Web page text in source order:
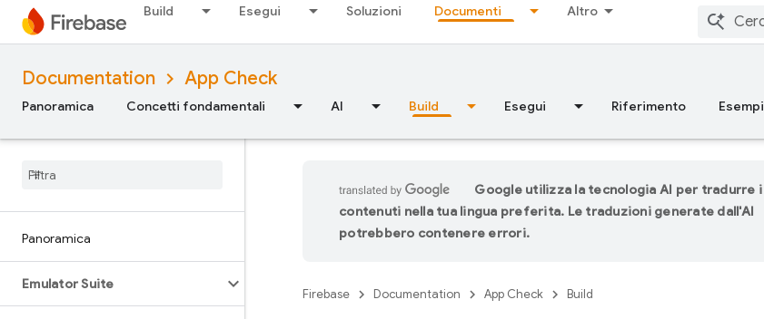
Build Esegui Soluzioni Documenti Altro
Documentation App Check
Panoramica Concetti fondamentali AI Build Esegui Riferimento Esempi
Panoramica
Emulator Suite
Google utilizza la tecnologia AI per tradurre i
contenuti nella tua lingua preferita. Le traduzioni generate dall'AI
potrebbero contenere errori.
Firebase Documentation App Check Build